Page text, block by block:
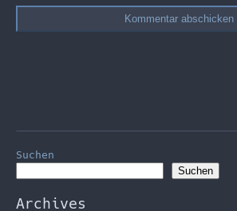
Suchen
Suchen
Archives